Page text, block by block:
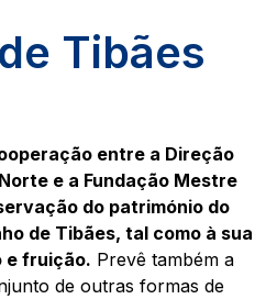
Tibães
entre a Direção
e a Fundação Mestre
do património do
de Tibães, tal como à sua
e fruição. Prevê também a
de outras formas de